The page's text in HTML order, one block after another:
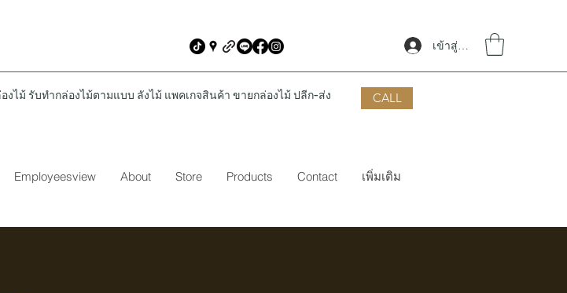
เข้าสู่ระบบ
งไม้ รับทำกล่องไม้ตามแบบ ลังไม้ แพคเกจสินค้า ขายกล่องไม้ ปลีก-ส่ง CALL
Employeesview About Store Products Contact เพิ่มเติม